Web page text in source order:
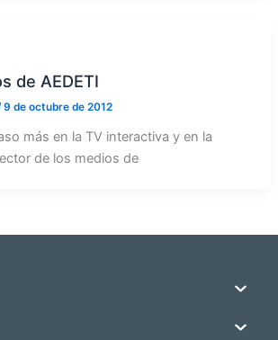
de AEDETI
9 de octubre de 2012
más en la TV interactiva y en la
de los medios de